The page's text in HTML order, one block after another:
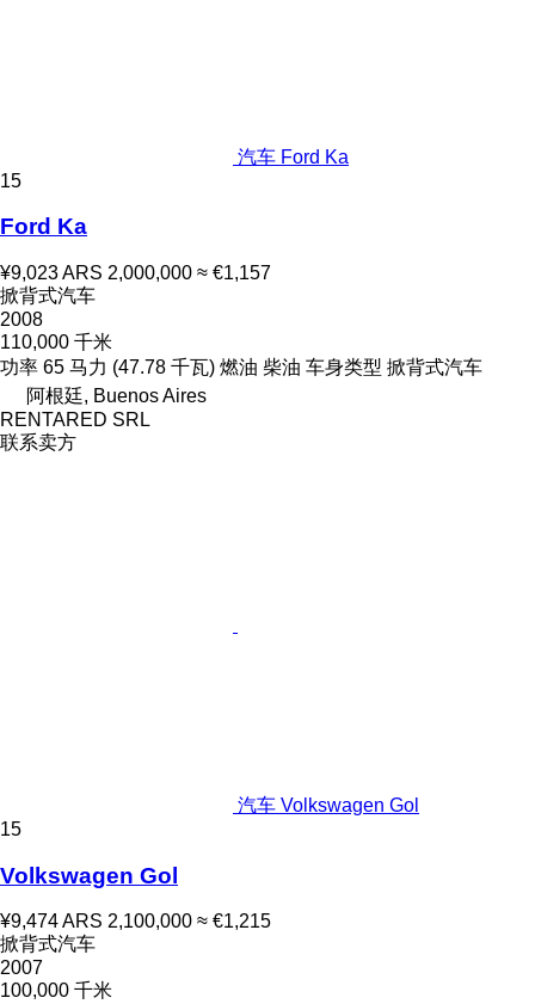
汽车 Ford Ka
15
Ford Ka
¥9,023ARS 2,000,000 ≈ €1,157
掀背式汽车
2008
110,000 千米
功率 65 马力 (47.78 千瓦) 燃油 柴油 车身类型 掀背式汽车
阿根廷, Buenos Aires
RENTARED SRL
联系卖方
汽车 Volkswagen Gol
15
Volkswagen Gol
¥9,474ARS 2,100,000 ≈ €1,215
掀背式汽车
2007
100,000 千米